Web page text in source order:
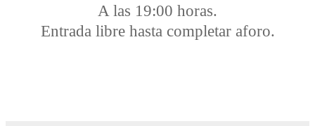
A las 19:00 horas.
Entrada libre hasta completar aforo.